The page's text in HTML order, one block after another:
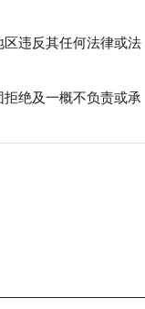
违反其任何法律或法
绝及一概不负责或承